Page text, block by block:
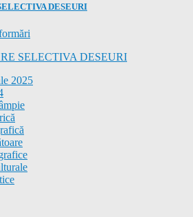
DESEURI
SELECTIVA DESEURI
2025